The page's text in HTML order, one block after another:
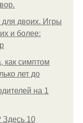
для двоих. Игры
и более:
как симптом
лет до
на 1
Здесь 10